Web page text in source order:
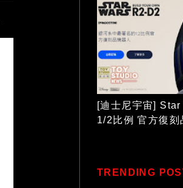
[迪士尼宇宙]
1/2比例 官方復刻
TRENDING